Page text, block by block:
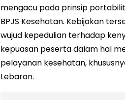
mengacu pada prinsip
BPJS Kesehatan. Kebijakan
wujud kepedulian terhadap
kepuasan peserta dalam hal
pelayanan kesehatan,
Lebaran.